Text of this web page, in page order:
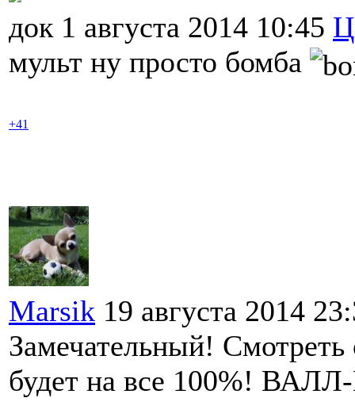
док 1 августа 2014 10:45
мульт ну просто бомба
+41
Marsik 19 августа 2014
Замечательный!
будет на все 100%!